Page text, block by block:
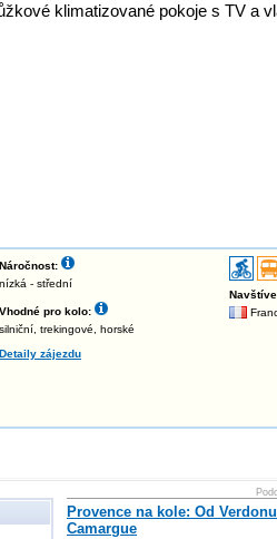
klimatizované pokoje s TV a
Náročnost:
nízká - střední
Vhodné pro kolo:
silniční, trekingové, horské
Detaily zájezdu
Provence na kole: Od
Camargue